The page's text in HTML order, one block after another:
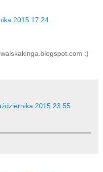
2015 17:24
:)
2015 23:55